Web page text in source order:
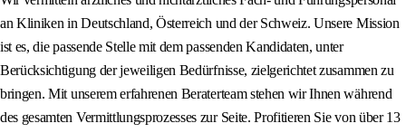
an Kliniken in Deutschland, Österreich und der Schweiz. Unsere Mission
ist es, die passende Stelle mit dem passenden Kandidaten, unter
Berücksichtigung der jeweiligen Bedürfnisse, zielgerichtet zusammen zu
bringen. Mit unserem erfahrenen Beraterteam stehen wir Ihnen während
des gesamten Vermittlungsprozesses zur Seite. Profitieren Sie von über 13